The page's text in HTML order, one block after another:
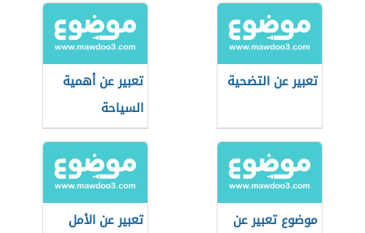
تعبير عن التضحية
تعبير عن أهمية
السياحة
موضوع تعبير عن
تعبير عن الأمل